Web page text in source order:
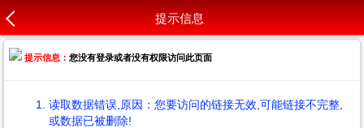
提示信息
提示信息：您没有登录或者没有权限访问此页面
读取数据错误,原因：您要访问的链接无效,可能链接不完整,
或数据已被删除!